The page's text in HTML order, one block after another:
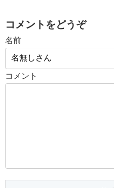
コメントをどうぞ
名前
コメント